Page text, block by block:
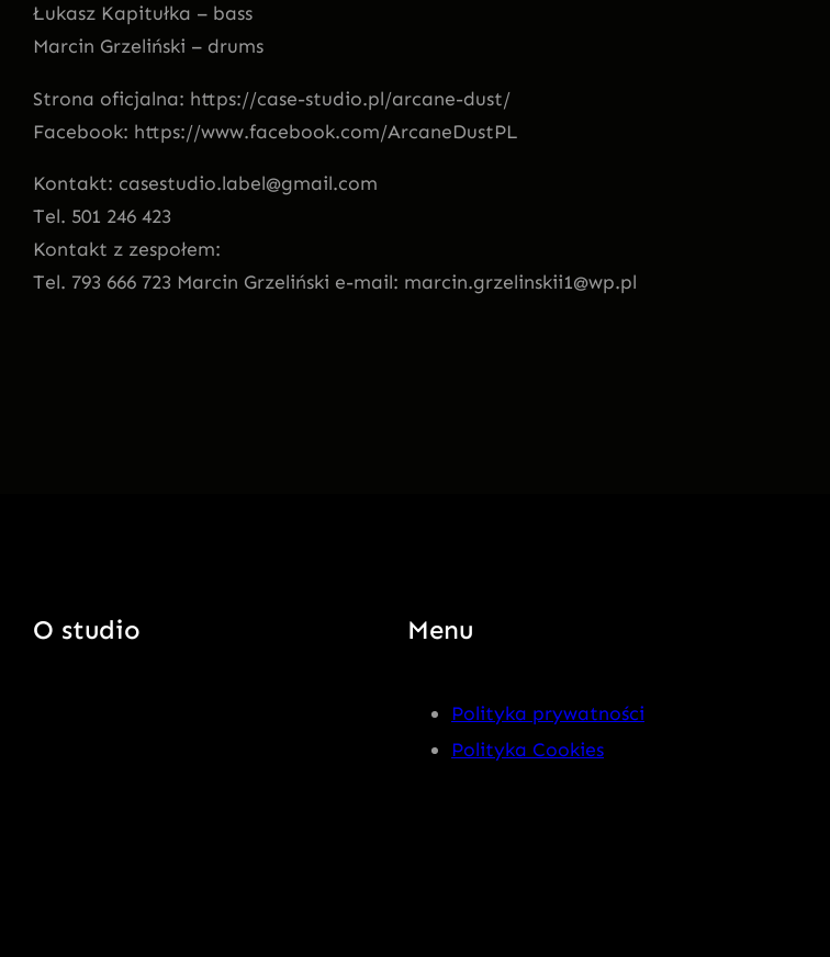
Łukasz Kapitułka – bass
Marcin Grzeliński – drums
Strona oficjalna: https://case-studio.pl/arcane-dust/
Facebook: https://www.facebook.com/ArcaneDustPL
Kontakt: casestudio.label@gmail.com
Tel. 501 246 423
Kontakt z zespołem:
Tel. 793 666 723 Marcin Grzeliński e-mail: marcin.grzelinskii1@wp.pl
O studio Menu
Polityka prywatności
Polityka Cookies